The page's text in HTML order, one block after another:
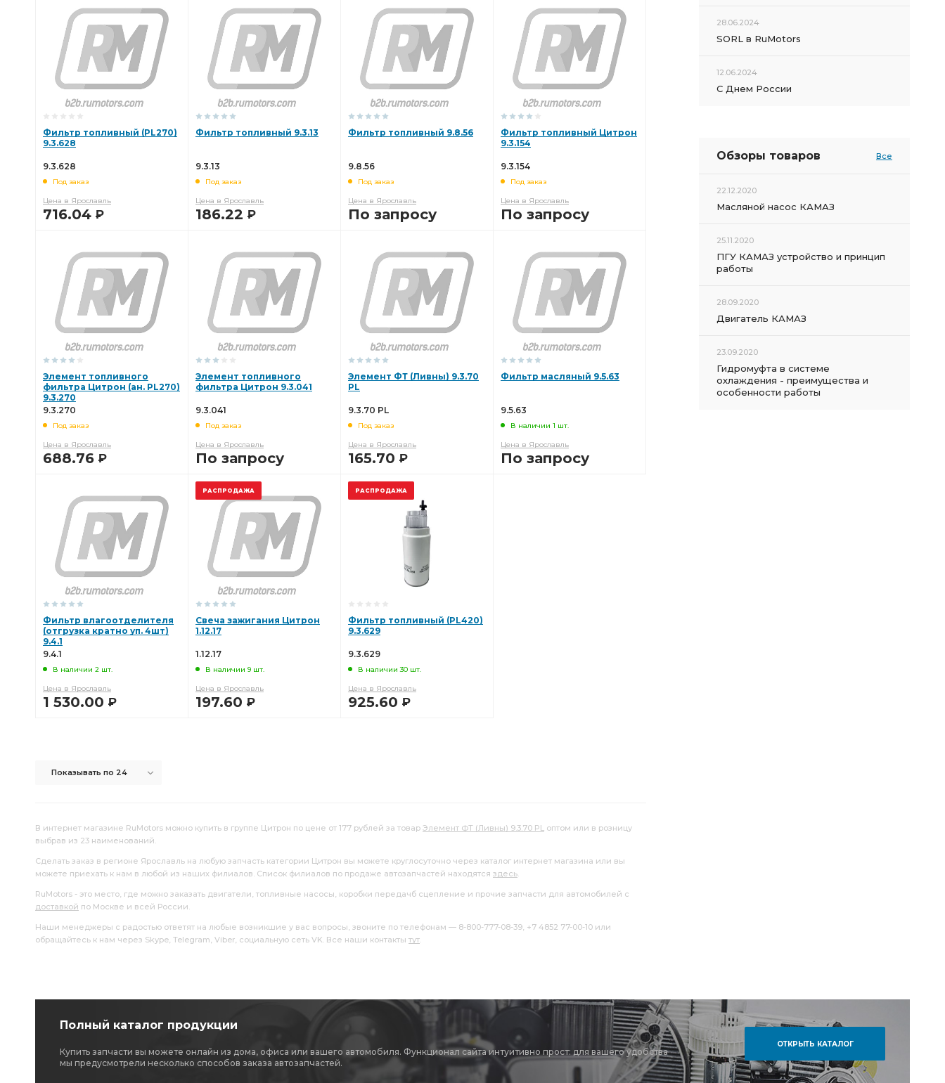
Фильтр топливный (PL270)
9.3.628
9.3.628
Под заказ
Цена в Ярославль
716.04 Р
Фильтр топливный 9.3.13
9.3.13
Под заказ
Цена в Ярославль
186.22 Р
Фильтр топливный 9.8.56
9.8.56
Под заказ
Цена в Ярославль
По запросу
Фильтр топливный Цитрон
9.3.154
9.3.154
Под заказ
Цена в Ярославль
По запросу
Элемент топливного
фильтра Цитрон (ан. PL270)
9.3.270
9.3.270
Под заказ
Цена в Ярославль
688.76 Р
Элемент топливного
фильтра Цитрон 9.3.041
9.3.041
Под заказ
Цена в Ярославль
По запросу
Элемент ФТ (Ливны) 9.3.70
PL
9.3.70 PL
Под заказ
Цена в Ярославль
165.70 Р
Фильтр масляный 9.5.63
9.5.63
В наличии 1 шт.
Цена в Ярославль
По запросу
Фильтр влагоотделителя
(отгрузка кратно уп. 4шт)
9.4.1
9.4.1
В наличии 2 шт.
Цена в Ярославль
1 530.00 Р
РАСПРОДАЖА
Свеча зажигания Цитрон
1.12.17
1.12.17
В наличии 9 шт.
Цена в Ярославль
197.60 Р
РАСПРОДАЖА
Фильтр топливный (PL420)
9.3.629
9.3.629
В наличии 30 шт.
Цена в Ярославль
925.60 Р
Показывать по 24
В интернет магазине RuMotors можно купить в группе Цитрон по цене от 177 рублей за товар Элемент ФТ (Ливны) 9.3.70 PL оптом или в розницу
выбрав из 23 наименований.
Сделать заказ в регионе Ярославль на любую запчасть категории Цитрон вы можете круглосуточно через каталог интернет магазина или вы
можете приехать к нам в любой из наших филиалов. Список филиалов по продаже автозапчастей находятся здесь.
RuMotors - это место, где можно заказать двигатели, топливные насосы, коробки передачб сцепление и прочие запчасти для автомобилей с
доставкой по Москве и всей России.
Наши менеджеры с радостью ответят на любые возникшие у вас вопросы, звоните по телефонам — 8-800-777-08-39, +7 4852 77-00-10 или
обращайтесь к нам через Skype, Telegram, Viber, социальную сеть VK. Все наши контакты тут.
28.06.2024
SORL в RuMotors
12.06.2024
С Днем России
Обзоры товаров Все
22.12.2020
Масляной насос КАМАЗ
25.11.2020
ПГУ КАМАЗ устройство и принцип
работы
28.09.2020
Двигатель КАМАЗ
23.09.2020
Гидромуфта в системе
охлаждения - преимущества и
особенности работы
Полный каталог продукции
Купить запчасти вы можете онлайн из дома, офиса или вашего автомобиля. Функционал сайта интуитивно прост: для вашего удобства
мы предусмотрели несколько способов заказа автозапчастей.
ОТКРЫТЬ КАТАЛОГ